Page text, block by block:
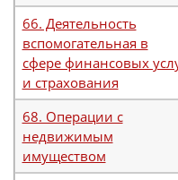
66. Деятельность
вспомогательная в
сфере финансовых
и страхования
68. Операции с
недвижимым
имуществом